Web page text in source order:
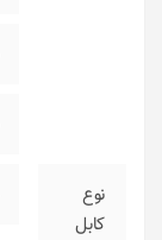
نوع
کابل